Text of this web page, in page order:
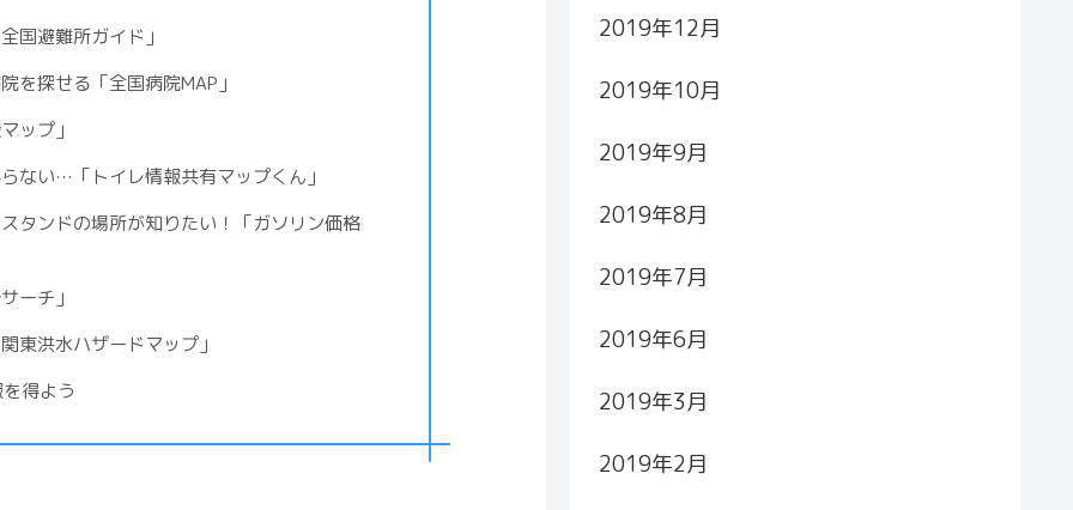
国避難所ガイド」
を探せる「全国病院MAP」
ップ」
ない…「トイレ情報共有マップくん」
タンドの場所が知りたい！「ガソリン価格
ーチ」
東洪水ハザードマップ」
得よう
2019年12月
2019年10月
2019年9月
2019年8月
2019年7月
2019年6月
2019年3月
2019年2月